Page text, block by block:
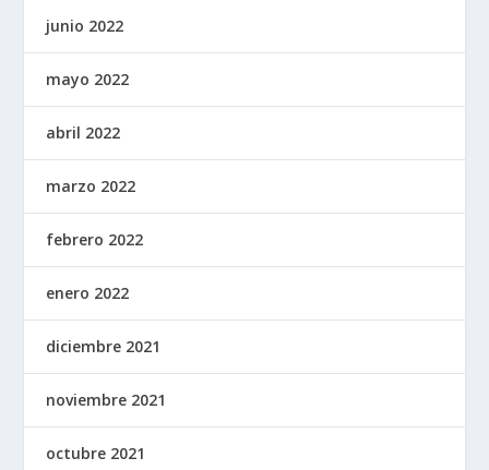
junio 2022
mayo 2022
abril 2022
marzo 2022
febrero 2022
enero 2022
diciembre 2021
noviembre 2021
octubre 2021